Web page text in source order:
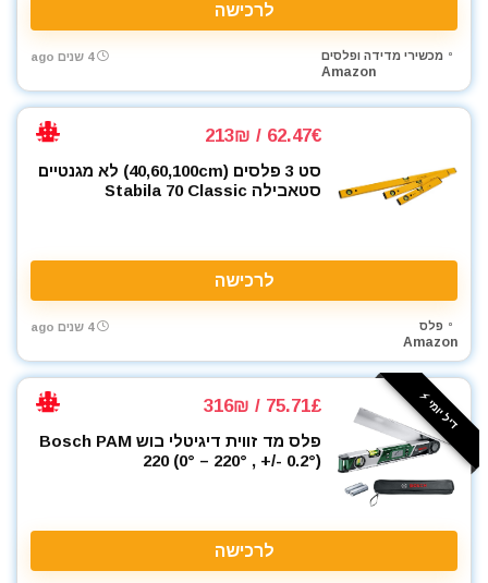
מסור עגול
מסור עגול למתכת
מסור שורף
מסור שרשרת
מסכות ריתוך
מערבל דבק / צבע
מפוח עלים
מפסלות
מפתח רטיטה 1"
מפתח רטיטה 1/2"
מפתח רטיטה 3/4"
מפתח רטיטה 3/8"
מקדחה רוטטת
לרכישה
מכשירי מדידה ופלסים
Amazon
4 שנים ago
62.47€ / 213₪
סט 3 פלסים (40,60,100cm) לא מגנטיים
סטאבילה Stabila 70 Classic
לרכישה
פלס
Amazon
4 שנים ago
דיל יומי ⚡️ 75.71£ / 316₪
פלס מד זווית דיגיטלי בוש Bosch PAM
220 (0° – 220° , +/- 0.2°)
לרכישה